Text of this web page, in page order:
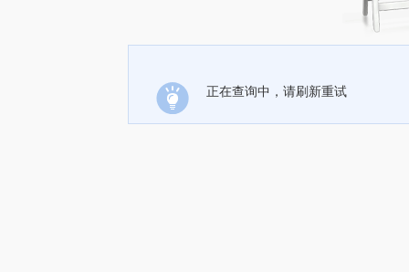
正在查询中，请刷新重试